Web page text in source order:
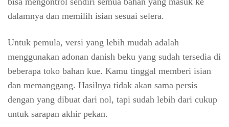
dalamnya dan memilih isian sesuai selera.
Untuk pemula, versi yang lebih mudah adalah
menggunakan adonan danish beku yang sudah tersedia di
beberapa toko bahan kue. Kamu tinggal memberi isian
dan memanggang. Hasilnya tidak akan sama persis
dengan yang dibuat dari nol, tapi sudah lebih dari cukup
untuk sarapan akhir pekan.